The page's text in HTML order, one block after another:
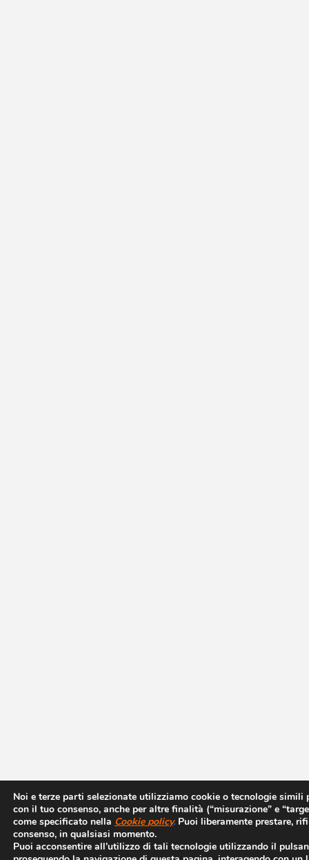
Noi e terze parti selezionate utilizziamo cookie o tecnologie simili
con il tuo consenso, anche per altre finalità (“misurazione” e
come specificato nella Cookie policy. Puoi liberamente prestare,
consenso, in qualsiasi momento.
Puoi acconsentire all’utilizzo di tali tecnologie utilizzando il